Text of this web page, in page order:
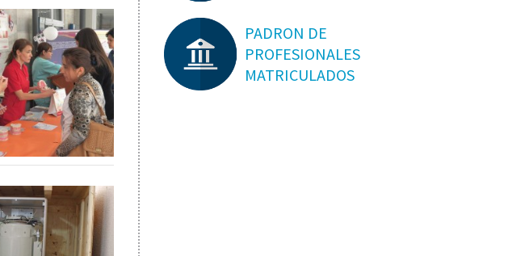
PADRON DE
PROFESIONALES
MATRICULADOS